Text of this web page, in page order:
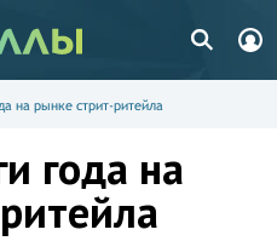
на рынке стрит-ритейла
года на